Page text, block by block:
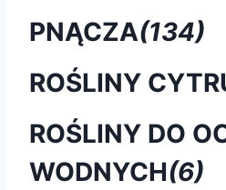
PNĄCZA(134)
ROŚLINY
ROŚLINY DO
WODNYCH(6)